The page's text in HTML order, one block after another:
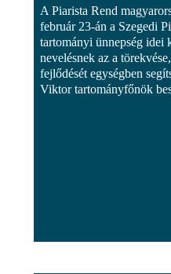
A Piarista Rend
február 23-án a Szegedi
tartományi ünnepség idei
nevelésnek az a
fejlődését egységben
Viktor tartományfőnök